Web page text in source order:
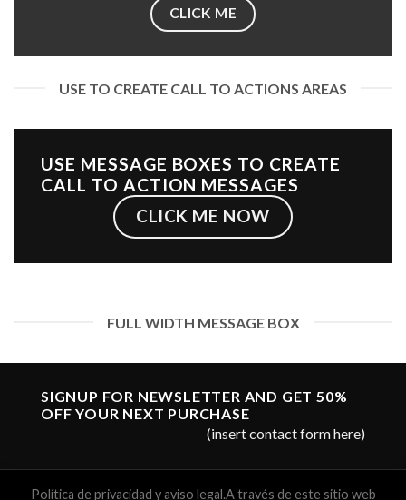
CLICK ME
USE TO CREATE CALL TO ACTIONS AREAS
USE MESSAGE BOXES TO CREATE
CALL TO ACTION MESSAGES
CLICK ME NOW
FULL WIDTH MESSAGE BOX
SIGNUP FOR NEWSLETTER AND GET 50%
OFF YOUR NEXT PURCHASE
(insert contact form here)
Política de privacidad y aviso legal.A través de este sitio web